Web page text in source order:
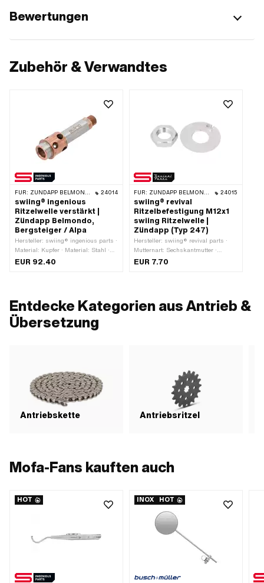
Bewertungen
Zubehör & Verwandtes
FÜR: ZÜNDAPP BELMONDO · ALPA CHOPPER / TURBO · ZÜNDAPP 24014
swiing® ingenious
Ritzelwelle verstärkt |
Zündapp Belmondo,
Bergsteiger / Alpa
Hersteller: swiing® ingenious parts ·
Material: Kupfer · Material: Stahl ·
Oberfläche: beschichtet · Oberfläche:
MF12x1 (Feingewinde)
EUR 92.40
FÜR: ZÜNDAPP BELMONDO · ZÜNDAPP 24015
swiing® revival
Ritzelbefestigung M12x1
swiing Ritzelwelle |
Zündapp (Typ 247)
Hersteller: swiing® revival parts ·
Mutternart: Sechskantmutter ·
Antrieb: Aussensechskant ·
EUR 7.70
Entdecke Kategorien aus Antrieb &
Übersetzung
Antriebskette Antriebsritzel
Mofa-Fans kauften auch
HOT INOX HOT